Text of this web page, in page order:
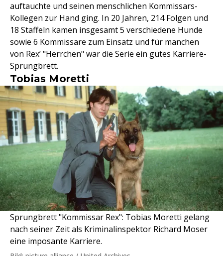
auftauchte und seinen menschlichen Kommissars-
Kollegen zur Hand ging. In 20 Jahren, 214 Folgen und
18 Staffeln kamen insgesamt 5 verschiedene Hunde
sowie 6 Kommissare zum Einsatz und für manchen
von Rex’ "Herrchen" war die Serie ein gutes Karriere-
Sprungbrett.
Tobias Moretti
Sprungbrett "Kommissar Rex": Tobias Moretti gelang
nach seiner Zeit als Kriminalinspektor Richard Moser
eine imposante Karriere.